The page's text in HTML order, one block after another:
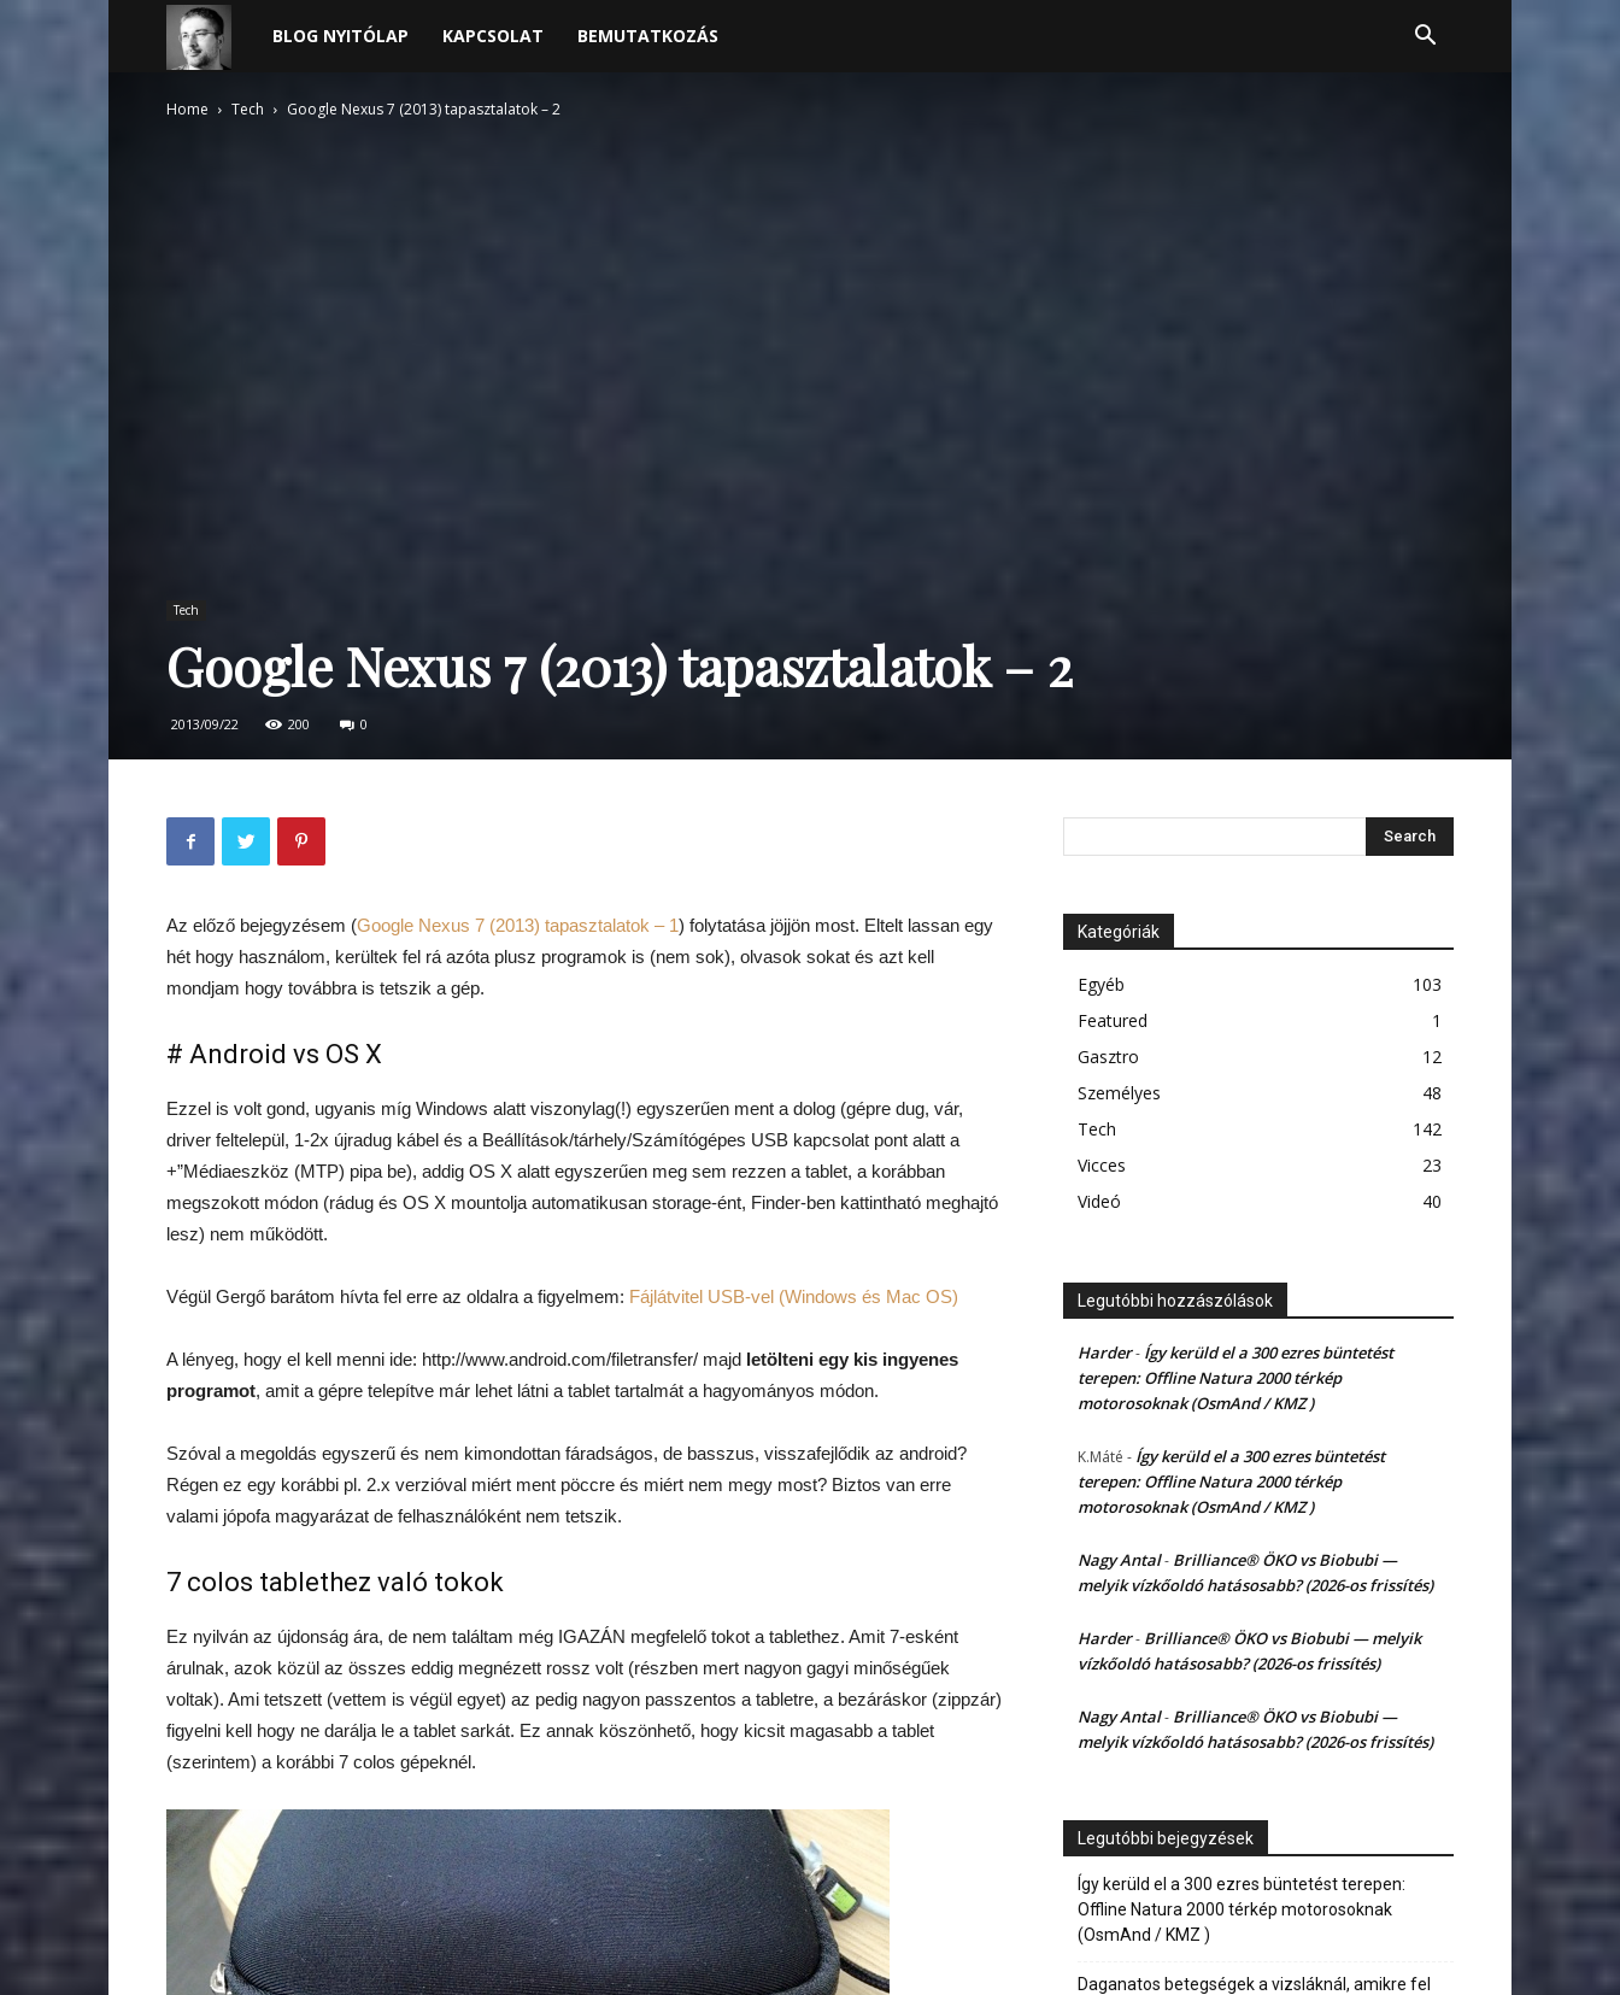
Harder
blogja
BLOG NYITÓLAP KAPCSOLAT BEMUTATKOZÁS
Home Tech Google Nexus 7 (2013) tapasztalatok – 2
Tech
Google Nexus 7 (2013) tapasztalatok – 2
2013/09/22 200 0
Az előző bejegyzésem (Google Nexus 7 (2013) tapasztalatok – 1) folytatása jöjjön most. Eltelt lassan egy
hét hogy használom, kerültek fel rá azóta plusz programok is (nem sok), olvasok sokat és azt kell
mondjam hogy továbbra is tetszik a gép.
# Android vs OS X
Ezzel is volt gond, ugyanis míg Windows alatt viszonylag(!) egyszerűen ment a dolog (gépre dug, vár,
driver feltelepül, 1-2x újradug kábel és a Beállítások/tárhely/Számítógépes USB kapcsolat pont alatt a
+”Médiaeszköz (MTP) pipa be), addig OS X alatt egyszerűen meg sem rezzen a tablet, a korábban
megszokott módon (rádug és OS X mountolja automatikusan storage-ént, Finder-ben kattintható meghajtó
lesz) nem működött.
Végül Gergő barátom hívta fel erre az oldalra a figyelmem: Fájlátvitel USB-vel (Windows és Mac OS)
A lényeg, hogy el kell menni ide: http://www.android.com/filetransfer/ majd letölteni egy kis ingyenes
programot, amit a gépre telepítve már lehet látni a tablet tartalmát a hagyományos módon.
Szóval a megoldás egyszerű és nem kimondottan fáradságos, de basszus, visszafejlődik az android?
Régen ez egy korábbi pl. 2.x verzióval miért ment pöccre és miért nem megy most? Biztos van erre
valami jópofa magyarázat de felhasználóként nem tetszik.
7 colos tablethez való tokok
Ez nyilván az újdonság ára, de nem találtam még IGAZÁN megfelelő tokot a tablethez. Amit 7-esként
árulnak, azok közül az összes eddig megnézett rossz volt (részben mert nagyon gagyi minőségűek
voltak). Ami tetszett (vettem is végül egyet) az pedig nagyon passzentos a tabletre, a bezáráskor (zippzár)
figyelni kell hogy ne darálja le a tablet sarkát. Ez annak köszönhető, hogy kicsit magasabb a tablet
(szerintem) a korábbi 7 colos gépeknél.
Kategóriák
Egyéb
103
Featured
1
Gasztro
12
Személyes
48
Tech
142
Vicces
23
Videó
40
Legutóbbi hozzászólások
Harder- Így kerüld el a 300 ezres büntetést
terepen: Offline Natura 2000 térkép
motorosoknak (OsmAnd / KMZ )
K.Máté - Így kerüld el a 300 ezres büntetést
terepen: Offline Natura 2000 térkép
motorosoknak (OsmAnd / KMZ )
Nagy Antal- Brilliance® ÖKO vs Biobubi —
melyik vízkőoldó hatásosabb? (2026-os frissítés)
Harder- Brilliance® ÖKO vs Biobubi — melyik
vízkőoldó hatásosabb? (2026-os frissítés)
Nagy Antal- Brilliance® ÖKO vs Biobubi —
melyik vízkőoldó hatásosabb? (2026-os frissítés)
Legutóbbi bejegyzések
Így kerüld el a 300 ezres büntetést terepen:
Offline Natura 2000 térkép motorosoknak
(OsmAnd / KMZ )
Daganatos betegségek a vizsláknál, amikre fel